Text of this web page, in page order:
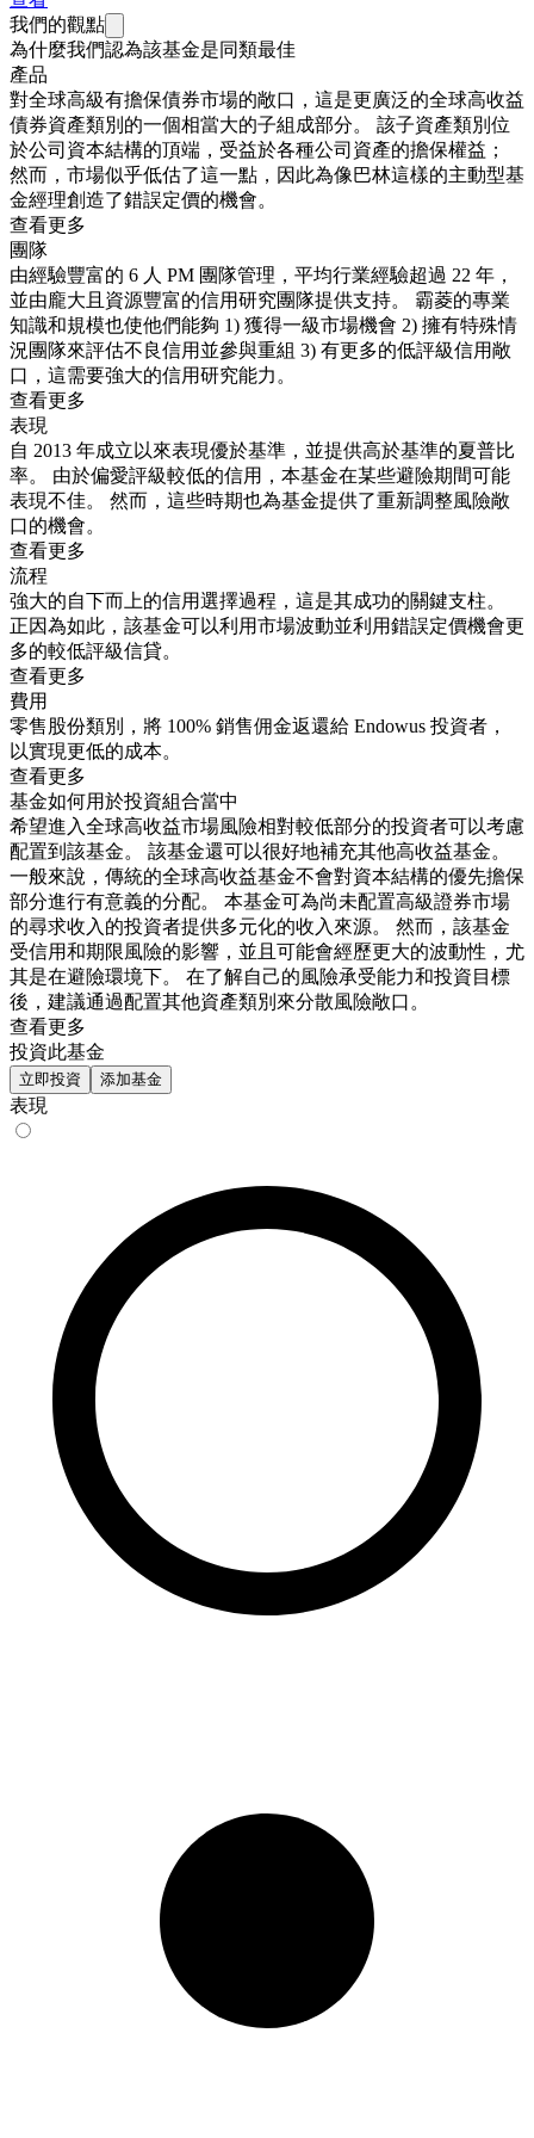
我們的觀點
為什麼我們認為該基金是同類最佳
產品
對全球高級有擔保債券市場的敞口，這是更廣泛的全球高收益
債券資產類別的一個相當大的子組成部分。 該子資產類別位
於公司資本結構的頂端，受益於各種公司資產的擔保權益；
然而，市場似乎低估了這一點，因此為像巴林這樣的主動型基
金經理創造了錯誤定價的機會。
查看更多
團隊
由經驗豐富的 6 人 PM 團隊管理，平均行業經驗超過 22 年，
並由龐大且資源豐富的信用研究團隊提供支持。 霸菱的專業
知識和規模也使他們能夠 1) 獲得一級市場機會 2) 擁有特殊情
況團隊來評估不良信用並參與重組 3) 有更多的低評級信用敞
口，這需要強大的信用研究能力。
查看更多
表現
自 2013 年成立以來表現優於基準，並提供高於基準的夏普比
率。 由於偏愛評級較低的信用，本基金在某些避險期間可能
表現不佳。 然而，這些時期也為基金提供了重新調整風險敞
口的機會。
查看更多
流程
強大的自下而上的信用選擇過程，這是其成功的關鍵支柱。
正因為如此，該基金可以利用市場波動並利用錯誤定價機會更
多的較低評級信貸。
查看更多
費用
零售股份類別，將 100% 銷售佣金返還給 Endowus 投資者，
以實現更低的成本。
查看更多
基金如何用於投資組合當中
希望進入全球高收益市場風險相對較低部分的投資者可以考慮
配置到該基金。 該基金還可以很好地補充其他高收益基金。
一般來說，傳統的全球高收益基金不會對資本結構的優先擔保
部分進行有意義的分配。 本基金可為尚未配置高級證券市場
的尋求收入的投資者提供多元化的收入來源。 然而，該基金
受信用和期限風險的影響，並且可能會經歷更大的波動性，尤
其是在避險環境下。 在了解自己的風險承受能力和投資目標
後，建議通過配置其他資產類別來分散風險敞口。
查看更多
投資此基金
立即投資 添加基金
表現